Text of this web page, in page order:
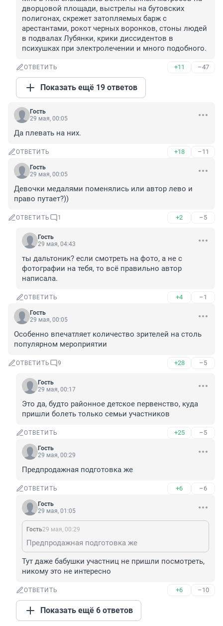
дворцовой площади, выстрелы на бутовских
полигонах, скрежет затопляемых барж с
арестантами, рокот черных воронков, стоны людей
в подвалах Лубянки, крики диссидентов в
психушках при электролечении и много подобного.
ОТВЕТИТЬ +11 –47
Показать ещё 19 ответов
Гость
29 мая, 00:05
Да плевать на них.
ОТВЕТИТЬ +18 –11
Гость
29 мая, 00:05
Девочки медалями поменялись или автор лево и
право путает?))
ОТВЕТИТЬ 1 +2 –5
Гость
29 мая, 04:43
ты дальтоник? если смотреть на фото, а не с
фотографии на тебя, то всё правильно автор
написала.
ОТВЕТИТЬ +4 –1
Гость
29 мая, 00:05
Особенно впечатляет количество зрителей на столь
популярном мероприятии
ОТВЕТИТЬ 9 +28 –5
Гость
29 мая, 00:17
Это да, будто районное детское первенство, куда
пришли болеть только семьи участников
ОТВЕТИТЬ +25 –5
Гость
29 мая, 00:29
Предпродажная подготовка же
ОТВЕТИТЬ +6 –6
Гость
29 мая, 01:05
Гость29 мая, 00:29
Предпродажная подготовка же
Тут даже бабушки участниц не пришли посмотреть,
никому это не интересно
ОТВЕТИТЬ +6 –10
Показать ещё 6 ответов